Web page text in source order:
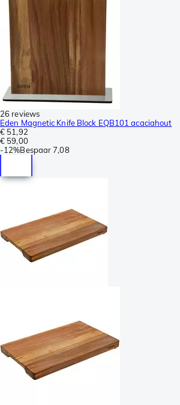
26 reviews
Eden Magnetic Knife Block EQB101 acaciahout
€ 51,92
€ 59,00
-12%Bespaar 7,08